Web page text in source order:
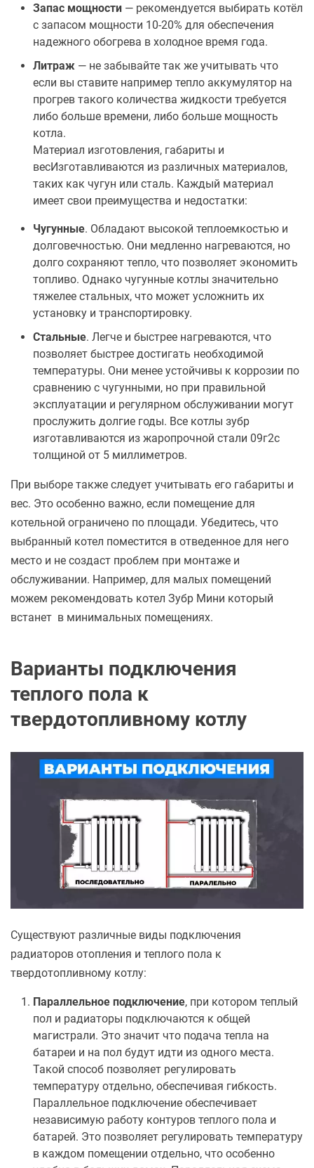
Запас мощности — рекомендуется выбирать котёл
с запасом мощности 10-20% для обеспечения
надежного обогрева в холодное время года.
Литраж — не забывайте так же учитывать что
если вы ставите например тепло аккумулятор на
прогрев такого количества жидкости требуется
либо больше времени, либо больше мощность
котла.
Материал изготовления, габариты и
весИзготавливаются из различных материалов,
таких как чугун или сталь. Каждый материал
имеет свои преимущества и недостатки:
Чугунные. Обладают высокой теплоемкостью и
долговечностью. Они медленно нагреваются, но
долго сохраняют тепло, что позволяет экономить
топливо. Однако чугунные котлы значительно
тяжелее стальных, что может усложнить их
установку и транспортировку.
Стальные. Легче и быстрее нагреваются, что
позволяет быстрее достигать необходимой
температуры. Они менее устойчивы к коррозии по
сравнению с чугунными, но при правильной
эксплуатации и регулярном обслуживании могут
прослужить долгие годы. Все котлы зубр
изготавливаются из жаропрочной стали 09г2с
толщиной от 5 миллиметров.
При выборе также следует учитывать его габариты и
вес. Это особенно важно, если помещение для
котельной ограничено по площади. Убедитесь, что
выбранный котел поместится в отведенное для него
место и не создаст проблем при монтаже и
обслуживании. Например, для малых помещений
можем рекомендовать котел Зубр Мини который
встанет в минимальных помещениях.
Варианты подключения
теплого пола к
твердотопливному котлу
Существуют различные виды подключения
радиаторов отопления и теплого пола к
твердотопливному котлу:
Параллельное подключение, при котором теплый
пол и радиаторы подключаются к общей
магистрали. Это значит что подача тепла на
батареи и на пол будут идти из одного места.
Такой способ позволяет регулировать
температуру отдельно, обеспечивая гибкость.
Параллельное подключение обеспечивает
независимую работу контуров теплого пола и
батарей. Это позволяет регулировать температуру
в каждом помещении отдельно, что особенно